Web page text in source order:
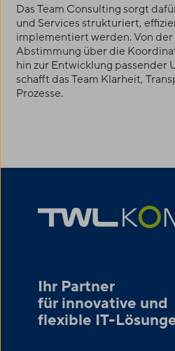
Das Team Consulting sorgt
und Services strukturiert,
implementiert werden. Von
Abstimmung über die
hin zur Entwicklung passender
schafft das Team Klarheit,
Prozesse.
Ihr Partner
für innovative und
flexible IT-